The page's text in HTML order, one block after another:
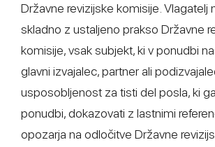
Državne revizijske komisije. Vlagatelj
skladno z ustaljeno prakso Državne
komisije, vsak subjekt, ki v ponudbi
glavni izvajalec, partner ali
usposobljenost za tisti del posla, ki
ponudbi, dokazovati z lastnimi
opozarja na odločitve Državne